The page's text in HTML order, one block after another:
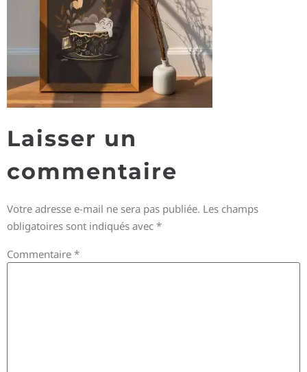
Laisser un
commentaire
Votre adresse e-mail ne sera pas publiée. Les champs
obligatoires sont indiqués avec *
Commentaire *